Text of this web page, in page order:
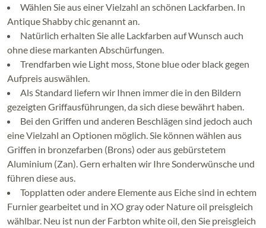
Wählen Sie aus einer Vielzahl an schönen Lackfarben. In
Antique Shabby chic genannt an.
Natürlich erhalten Sie alle Lackfarben auf Wunsch auch
ohne diese markanten Abschürfungen.
Trendfarben wie Light moss, Stone blue oder black gegen
Aufpreis auswählen.
Als Standard liefern wir Ihnen immer die in den Bildern
gezeigten Griffausführungen, da sich diese bewährt haben.
Bei den Griffen und anderen Beschlägen sind jedoch auch
eine Vielzahl an Optionen möglich. Sie können wählen aus
Griffen in bronzefarben (Brons) oder aus gebürstetem
Aluminium (Zan). Gern erhalten wir Ihre Sonderwünsche und
führen diese aus.
Topplatten oder andere Elemente aus Eiche sind in echtem
Furnier gearbeitet und in XO gray oder Nature oil preisgleich
wählbar. Neu ist nun der Farbton white oil, den Sie preisgleich